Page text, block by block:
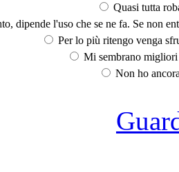
Quasi tutta
dipende l'uso che se ne fa. Se non
Per lo più ritengo venga
Mi sembrano
Non ho